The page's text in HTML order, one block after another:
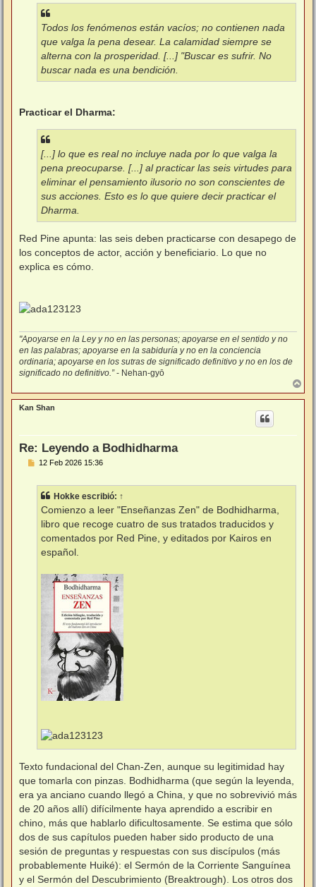
Todos los fenómenos están vacíos; no contienen nada
que valga la pena desear. La calamidad siempre se
alterna con la prosperidad. [...] "Buscar es sufrir. No
buscar nada es una bendición.
Practicar el Dharma:
[...] lo que es real no incluye nada por lo que valga la
pena preocuparse. [...] al practicar las seis virtudes para
eliminar el pensamiento ilusorio no son conscientes de
sus acciones. Esto es lo que quiere decir practicar el
Dharma.
Red Pine apunta: las seis deben practicarse con desapego de
los conceptos de actor, acción y beneficiario. Lo que no
explica es cómo.
"Apoyarse en la Ley y no en las personas; apoyarse en el sentido y no
en las palabras; apoyarse en la sabiduría y no en la conciencia
ordinaria; apoyarse en los sutras de significado definitivo y no en los de
significado no definitivo.”- Nehan-gyō
r
r
Kan Shan
Re: Leyendo a Bodhidharma
M12 Feb 2026 15:36
Hokke escribió: ↑
Comienzo a leer "Enseñanzas Zen" de Bodhidharma,
libro que recoge cuatro de sus tratados traducidos y
comentados por Red Pine, y editados por Kairos en
español.
Texto fundacional del Chan-Zen, aunque su legitimidad hay
que tomarla con pinzas. Bodhidharma (que según la leyenda,
era ya anciano cuando llegó a China, y que no sobrevivió más
de 20 años allí) difícilmente haya aprendido a escribir en
chino, más que hablarlo dificultosamente. Se estima que sólo
dos de sus capítulos pueden haber sido producto de una
sesión de preguntas y respuestas con sus discípulos (más
probablemente Huiké): el Sermón de la Corriente Sanguínea
y el Sermón del Descubrimiento (Breaktrough). Los otros dos